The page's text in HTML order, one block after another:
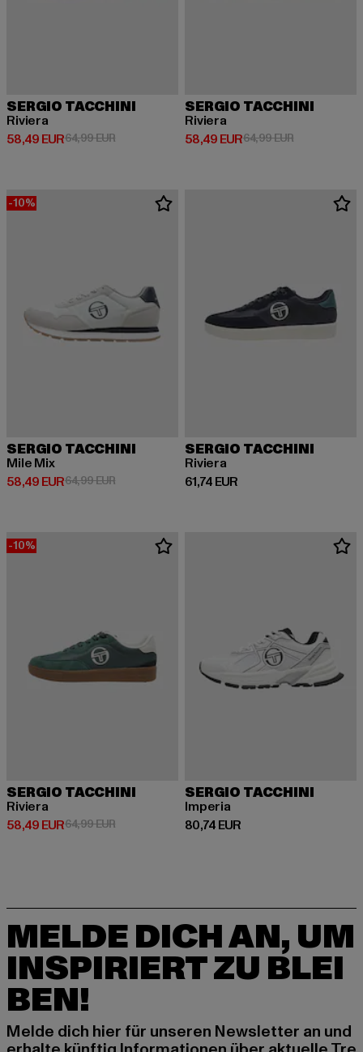
SERGIO TACCHINI
Riviera
58,49 EUR
Derzeitiger Preis: 58,49 EUR
64,99 EURAktionspreis: 64,99 EUR
SERGIO TACCHINI
Riviera
58,49 EUR
Derzeitiger Preis: 58,49 EUR
64,99 EURAktionspreis:
-10%
SERGIO TACCHINI
Mile Mix
58,49 EUR
Derzeitiger Preis: 58,49 EUR
64,99 EURAktionspreis: 64,99 EUR
SERGIO TACCHINI
Riviera
61,74 EUR
Derzeitiger Preis: 61,74 EUR
-10%
SERGIO TACCHINI
Riviera
58,49 EUR
Derzeitiger Preis: 58,49 EUR
64,99 EURAktionspreis: 64,99 EUR
SERGIO TACCHINI
Imperia
80,74 EUR
Derzeitiger Preis: 80,74 EUR
MELDE DICH AN, UM
INSPIRIERT ZU BLEI
BEN!
Melde dich hier für unseren Newsletter an und